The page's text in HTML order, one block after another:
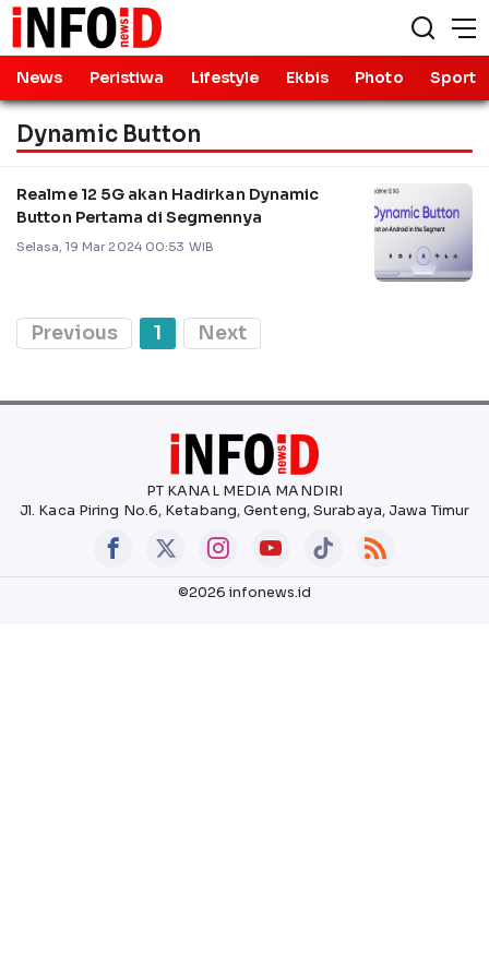
News Peristiwa Lifestyle Ekbis Photo Sport
Dynamic Button
Realme 12 5G akan Hadirkan Dynamic
Button Pertama di Segmennya
Selasa, 19 Mar 2024 00:53 WIB
Previous 1 Next
PT KANAL MEDIA MANDIRI
Jl. Kaca Piring No.6, Ketabang, Genteng, Surabaya, Jawa Timur
©2026 infonews.id